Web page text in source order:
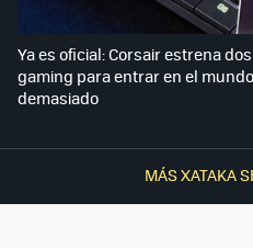
MÁS XATAKA
Ya es oficial: Corsair estrena
gaming para entrar en el
demasiado